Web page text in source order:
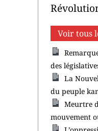
Voir tous
des
La
du peuple
Meurtre
mouvement